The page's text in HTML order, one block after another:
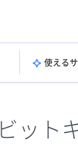
使える
ビット